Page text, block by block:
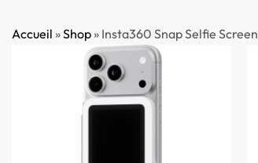
Accueil »Shop » Insta360 Snap Selfie Screen